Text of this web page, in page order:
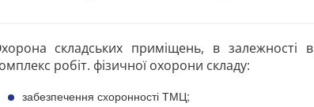
складських приміщень, в залежності
робіт. фізичної охорони складу:
забезпечення схоронності ТМЦ;